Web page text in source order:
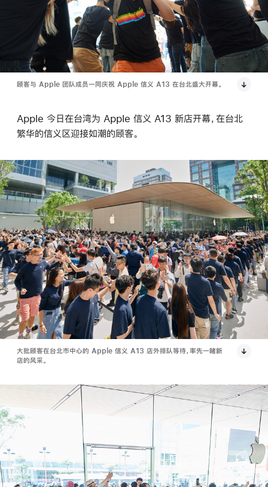
顾客与 Apple 团队成员一同庆祝 Apple 信义 A13 在台北盛大开幕。
Apple 今日在台湾为 Apple 信义 A13 新店开幕，在台北
繁华的信义区迎接如潮的顾客。
大批顾客在台北市中心的 Apple 信义 A13 店外排队等待，率先一睹新
店的风采。